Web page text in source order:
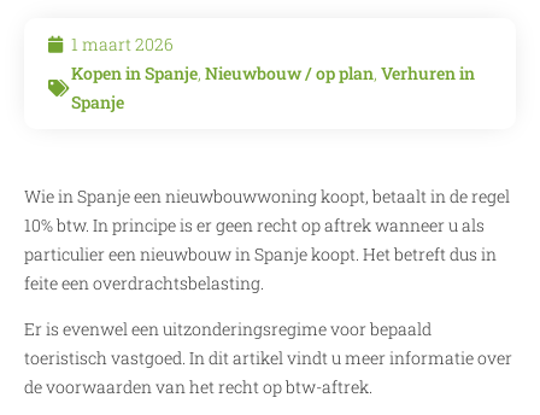
1 maart 2026
Kopen in Spanje, Nieuwbouw / op plan, Verhuren in
Spanje
Wie in Spanje een nieuwbouwwoning koopt, betaalt in de regel
10% btw. In principe is er geen recht op aftrek wanneer u als
particulier een nieuwbouw in Spanje koopt. Het betreft dus in
feite een overdrachtsbelasting.
Er is evenwel een uitzonderingsregime voor bepaald
toeristisch vastgoed. In dit artikel vindt u meer informatie over
de voorwaarden van het recht op btw-aftrek.